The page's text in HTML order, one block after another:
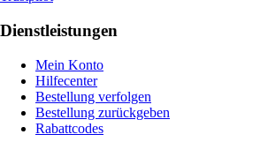
Dienstleistungen
Mein Konto
Hilfecenter
Bestellung verfolgen
Bestellung zurückgeben
Rabattcodes